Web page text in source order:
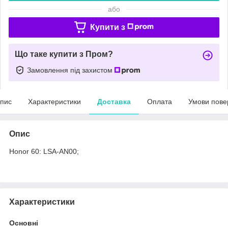
або
Купити з
Що таке купити з Пром?
Замовлення під захистом
Характеристики Доставка Оплата Умови
Опис
Honor 60: LSA-AN00;
Характеристики
Основні